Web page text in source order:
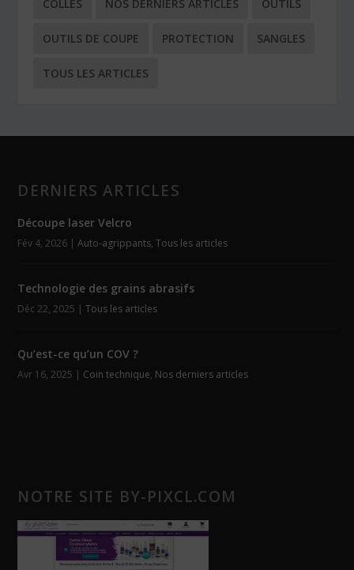
COLLES NOS DERNIERS ARTICLES OUTILS
OUTILS DE COUPE PROTECTION SANGLES
TOUS LES ARTICLES
DERNIERS ARTICLES
Découpe laser Velcro
Fév 4, 2026 |Auto-agrippants,Tous les articles
Technologie des grains abrasifs
Déc 22, 2025 |Tous les articles
Qu’est-ce qu’un COV ?
Avr 16, 2025 | Coin technique, Nos derniers articles
NOTRE SITE BY-PIXCL.COM